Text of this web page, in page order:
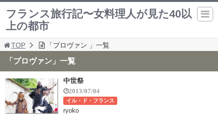
フランス旅行記〜女料理人が見た40以
上の都市
TOP 「プロヴァン 」一覧
「プロヴァン」一覧
中世祭
2013/07/04
イル・ド・フランス
ryoko